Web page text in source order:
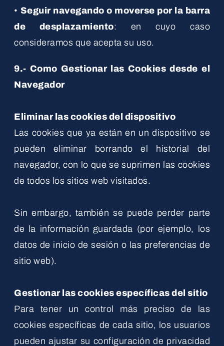
• Seguir navegando o moverse por la barra
de desplazamiento: en cuyo caso
consideramos que acepta su uso.
9.- Como Gestionar las Cookies desde el
Navegador
Eliminar las cookies del dispositivo
Las cookies que ya están en un dispositivo se
pueden eliminar borrando el historial del
navegador, con lo que se suprimen las cookies
de todos los sitios web visitados.
Sin embargo, también se puede perder parte
de la información guardada (por ejemplo, los
datos de inicio de sesión o las preferencias de
sitio web).
Gestionar las cookies específicas del sitio
Para tener un control más preciso de las
cookies específicas de cada sitio, los usuarios
pueden ajustar su configuración de privacidad